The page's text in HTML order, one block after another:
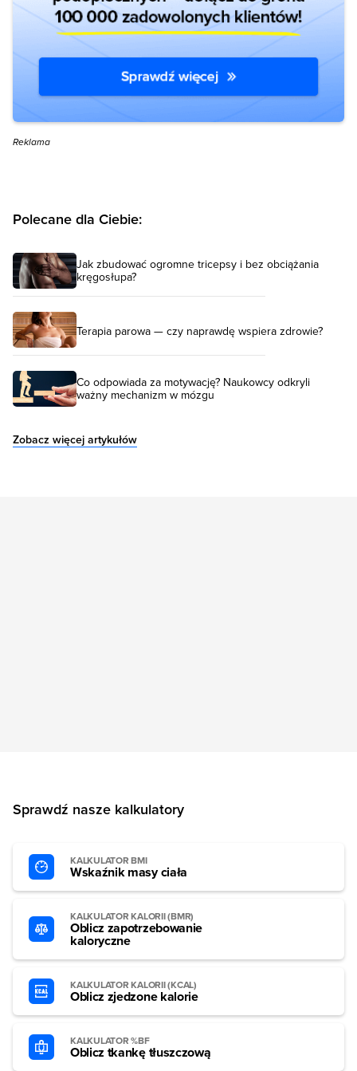
Reklama
Polecane dla Ciebie:
Jak zbudować ogromne tricepsy i bez obciążania
kręgosłupa?
Terapia parowa — czy naprawdę wspiera zdrowie?
Co odpowiada za motywację? Naukowcy odkryli
ważny mechanizm w mózgu
Zobacz więcej artykułów
Sprawdź nasze kalkulatory
KALKULATOR BMI
Wskaźnik masy ciała
KALKULATOR KALORII (BMR)
Oblicz zapotrzebowanie
kaloryczne
KALKULATOR KALORII (KCAL)
Oblicz zjedzone kalorie
KALKULATOR %BF
Oblicz tkankę tłuszczową